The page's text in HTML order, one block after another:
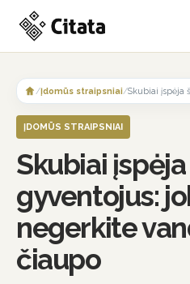
content
/Įdomūs straipsniai/
ĮDOMŪS STRAIPSNIAI
Skubiai
gyventojus:
negerkite
čiaupo